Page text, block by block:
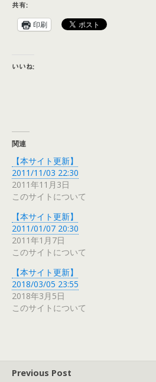
共有:
印刷
いいね:
関連
【本サイト更新】
2011/11/03 22:30
2011年11月3日
このサイトについて
【本サイト更新】
2011/01/07 20:30
2011年1月7日
このサイトについて
【本サイト更新】
2018/03/05 23:55
2018年3月5日
このサイトについて
Previous Post